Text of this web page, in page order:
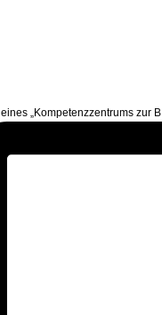
„Kompetenzzentrums zur B